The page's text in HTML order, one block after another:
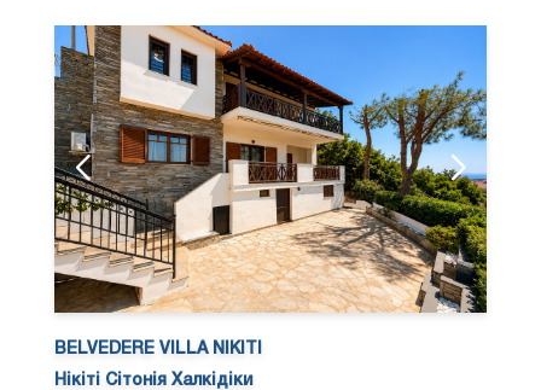
BELVEDERE VILLA NIKITI
Нікіті Сітонія Халкідіки